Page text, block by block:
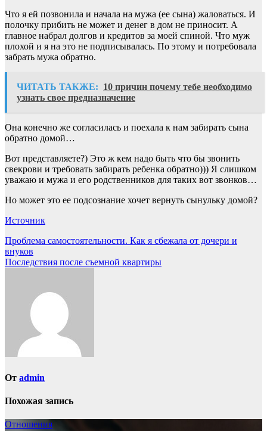
Что я ей позвонила и начала на мужа (ее сына) жаловаться. И
полочку прибить не может и денег в дом не приносит. А
главное набрал долгов и кредитов за моей спиной. Что муж
плохой и я на это не подписывалась. По этому и потребовала
забрать мужа обратно.
ЧИТАТЬ ТАКЖЕ: 10 причин почему тебе необходимо
узнать свое предназначение
Она конечно же согласилась и поехала к нам забирать сына
обратно домой…
Вот представляете?) Это ж кем надо быть что бы звонить
свекрови и требовать забирать ребенка обратно))) Я слишком
уважаю и мужа и его родственников для таких вот звонков…
Но может это ее подсознание хочет вернуть сынульку домой?
Источник
Навигация
по
Проблема самостоятельности. Как я сбежала от дочери и
внуков
Последствия после съемной квартиры
От admin
Похожая запись
Отношения